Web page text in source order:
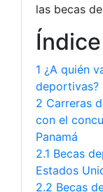
las becas
Índice
1 ¿A quién
deportivas?
2 Carreras
con el
Panamá
2.1 Becas
Estados
2.2 Becas